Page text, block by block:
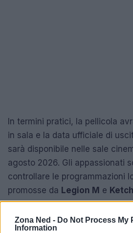
Zona Ned - Do Not Process My
Information
In termini pratici, la pellicola
in sala e la data ufficiale di
sarà disponibile nelle sale
agosto 2026. Gli appassionati
controllare le programmazioni
promosse da Legion M e
per partecipare a proiezioni
correlati.